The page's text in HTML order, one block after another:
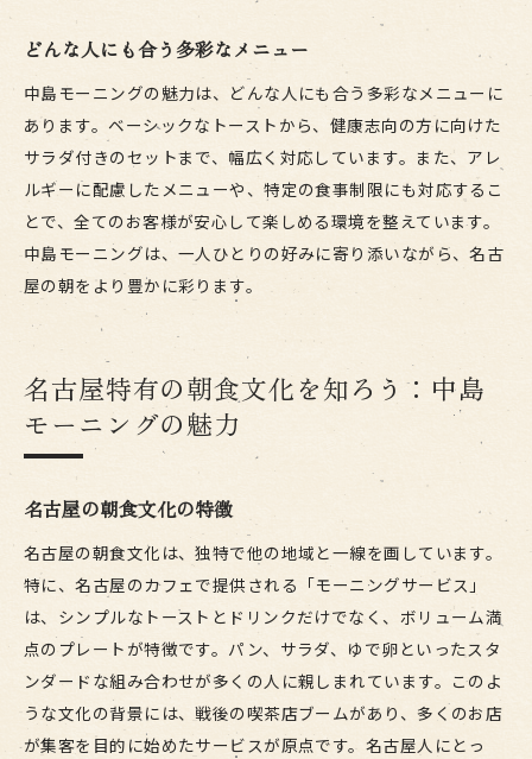
どんな人にも合う多彩なメニュー
中島モーニングの魅力は、どんな人にも合う多彩なメニューに
あります。ベーシックなトーストから、健康志向の方に向けた
サラダ付きのセットまで、幅広く対応しています。また、アレ
ルギーに配慮したメニューや、特定の食事制限にも対応するこ
とで、全てのお客様が安心して楽しめる環境を整えています。
中島モーニングは、一人ひとりの好みに寄り添いながら、名古
屋の朝をより豊かに彩ります。
名古屋特有の朝食文化を知ろう：中島
モーニングの魅力
名古屋の朝食文化の特徴
名古屋の朝食文化は、独特で他の地域と一線を画しています。
特に、名古屋のカフェで提供される「モーニングサービス」
は、シンプルなトーストとドリンクだけでなく、ボリューム満
点のプレートが特徴です。パン、サラダ、ゆで卵といったスタ
ンダードな組み合わせが多くの人に親しまれています。このよ
うな文化の背景には、戦後の喫茶店ブームがあり、多くのお店
が集客を目的に始めたサービスが原点です。名古屋人にとっ